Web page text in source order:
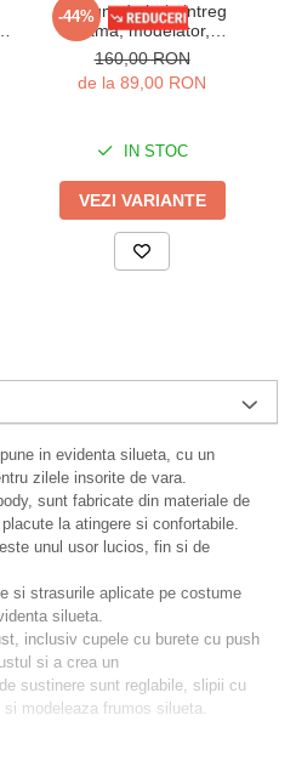
-44%
Costum de baie intreg
dama, modelator,
negru/alb, Wild paradise
160,00 RON
de la 89,00 RON
IN STOC
VEZI VARIANTE
in evidenta silueta, cu un
zilele insorite de vara.
sunt fabricate din materiale de
la atingere si confortabile.
unul usor lucios, fin si de
si strasurile aplicate pe costume
silueta.
inclusiv cupele cu burete cu push
si a crea un
sustinere sunt reglabile, slipii cu
modeleaza frumos silueta.
potriveste, pentru o aparitie